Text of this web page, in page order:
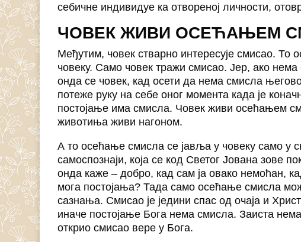
себичне индивидуе ка отвореној личности,
ЧОВЕК ЖИВИ ОСЕЋАЊЕМ
Међутим, човек стварно интересује смисао. То
човеку. Само човек тражи смисао. Јер, ако
онда се човек, кад осети да нема смисла
потеже руку на себе оног момента када је
постојање има смисла. Човек живи осећањем
животиња живи нагоном.
А то осећање смисла се јавља у човеку само у
самоспознаји, која се код Светог Јована зове
онда каже – добро, кад сам ја овако немоћан,
мога постојања? Тада само осећање смисла
сазнања. Смисао је једини спас од очаја и
иначе постојање Бога нема смисла. Заиста
открио смисао вере у Бога.